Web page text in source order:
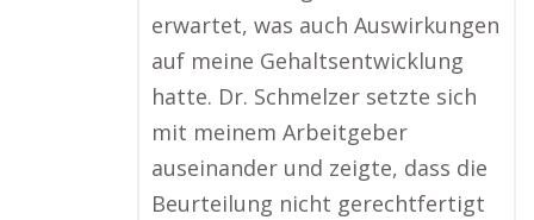
erwartet, was auch Auswirkungen
auf meine Gehaltsentwicklung
hatte. Dr. Schmelzer setzte sich
mit meinem Arbeitgeber
auseinander und zeigte, dass die
Beurteilung nicht gerechtfertigt